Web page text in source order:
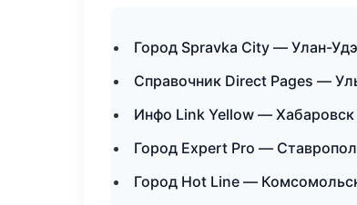
Город Spravka City — Улан-Удэ
Справочник Direct Pages —
Инфо Link Yellow — Хабаровск
Город Expert Pro —
Город Hot Line —